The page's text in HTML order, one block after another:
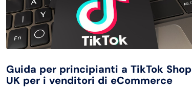
Guida per principianti a TikTok Shop
UK per i venditori di eCommerce